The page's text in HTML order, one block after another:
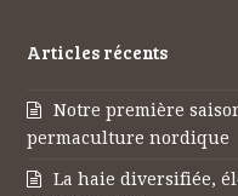
Articles récents
Notre première
permaculture nordique
La haie diversifiée,